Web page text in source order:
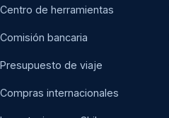
Centro de herramientas
Comisión bancaria
Presupuesto de viaje
Compras internacionales